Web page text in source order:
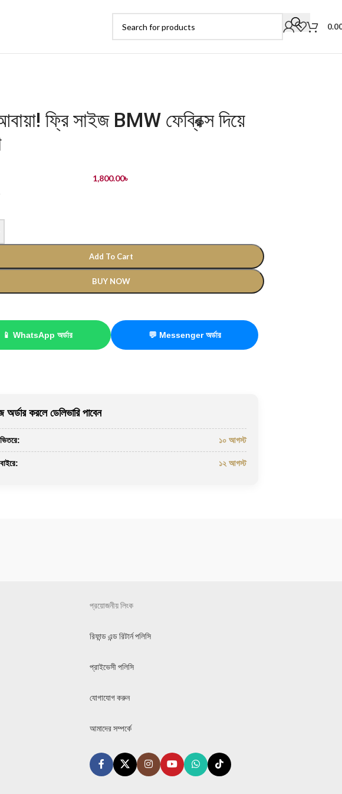
ফ্রি সাইজ BMW ফেব্রিক্স দিয়ে
1,800.00৳
Add To Cart
BUY NOW
📱 WhatsApp অর্ডার 💬 Messenger অর্ডার
করলে ডেলিভারি পাবেন
১০ আগস্ট
১২ আগস্ট
প্রয়োজনীয় লিংক
রিফান্ড এন্ড রিটার্ন পলিসি
প্রাইভেসী পলিসি
যোগাযোগ করুন
আমাদের সম্পর্কে